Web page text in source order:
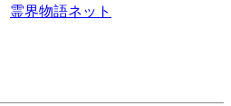
霊界物語ネット